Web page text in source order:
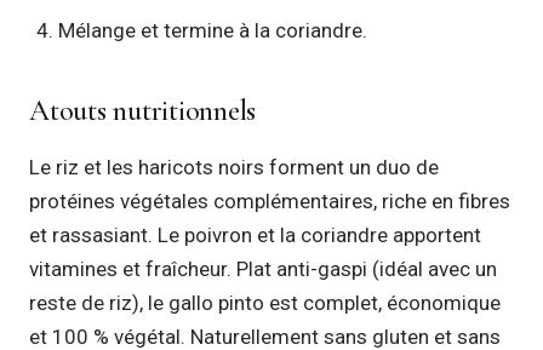
Mélange et termine à la coriandre.
Atouts nutritionnels
Le riz et les haricots noirs forment un duo de
protéines végétales complémentaires, riche en fibres
et rassasiant. Le poivron et la coriandre apportent
vitamines et fraîcheur. Plat anti-gaspi (idéal avec un
reste de riz), le gallo pinto est complet, économique
et 100 % végétal. Naturellement sans gluten et sans